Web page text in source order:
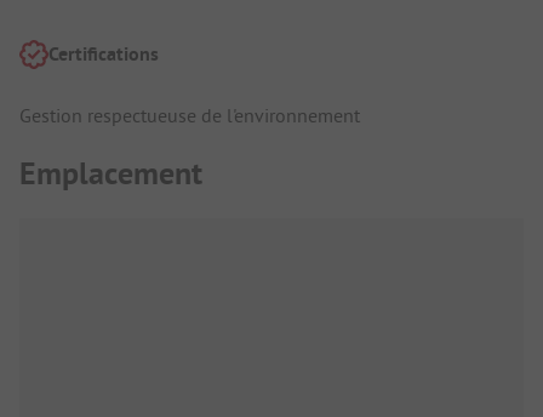
Certifications
Gestion respectueuse de l'environnement
Emplacement